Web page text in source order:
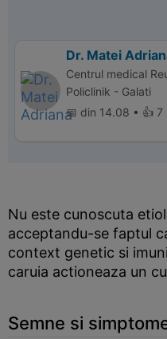
Dr. Matei
Centrul medical
Policlinik - Galati
📅 din 14.08 • 👍 7
Nu este cunoscuta
acceptandu-se faptul
context genetic si
caruia actioneaza un
Semne si